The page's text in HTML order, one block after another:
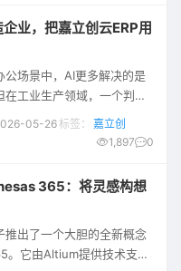
业，把嘉立创云ERP用
公场景中，AI更多解决的是
在工业生产领域，一个判断
、工艺、设备、质检、仓
度明显更高。 AI如何从概念
”后必须回答的问题。 近
的2026AI Partner·北京亦
嘉立创云ERP产品负责人围
05-26标签：
嘉立创
1,897 0
365：将灵感构想
推出了一个大胆的全新概念
它由Altium提供技术支